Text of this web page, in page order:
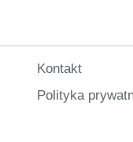
Kontakt
Polityka